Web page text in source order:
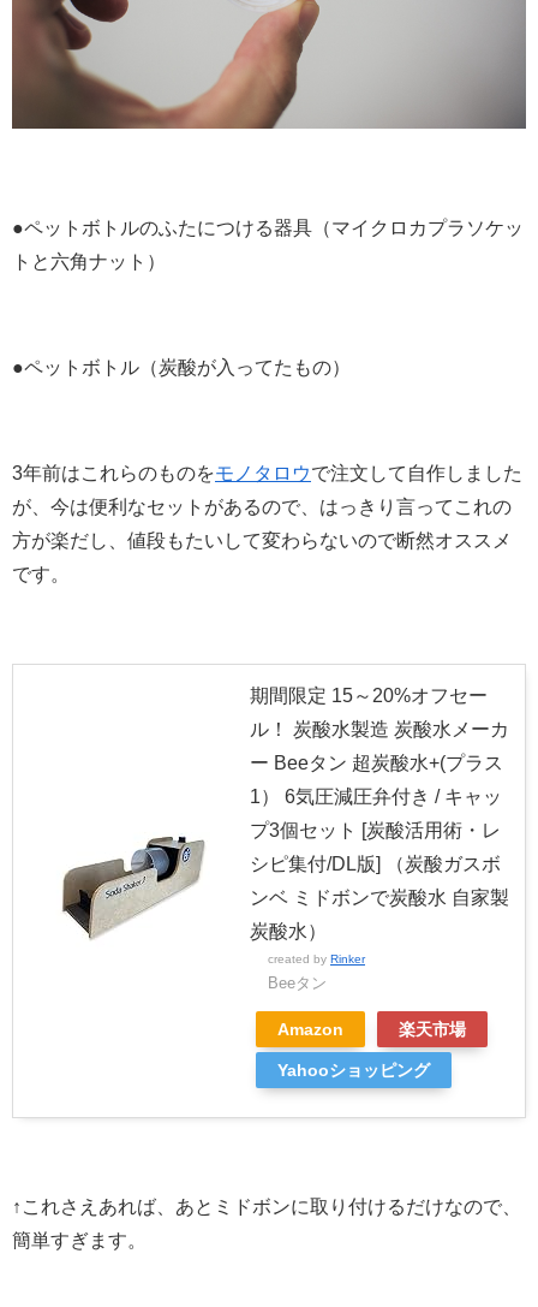
●ペットボトルのふたにつける器具（マイクロカプラソケッ
トと六角ナット）
●ペットボトル（炭酸が入ってたもの）
3年前はこれらのものをモノタロウで注文して自作しました
が、今は便利なセットがあるので、はっきり言ってこれの
方が楽だし、値段もたいして変わらないので断然オススメ
です。
期間限定 15～20%オフセー
ル！ 炭酸水製造 炭酸水メーカ
ー Beeタン 超炭酸水+(プラス
1） 6気圧減圧弁付き / キャッ
プ3個セット [炭酸活用術・レ
シピ集付/DL版] （炭酸ガスボ
ンベ ミドボンで炭酸水 自家製
炭酸水）
created by Rinker
Beeタン
Amazon 楽天市場
Yahooショッピング
↑これさえあれば、あとミドボンに取り付けるだけなので、
簡単すぎます。